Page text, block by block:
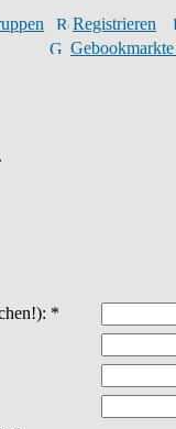
Registrieren
: *